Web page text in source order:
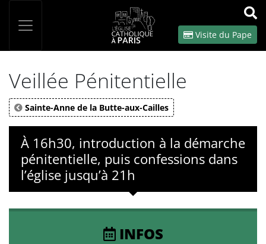
OK
Visite du Pape
Veillée Pénitentielle
Sainte-Anne de la Butte-aux-Cailles
À 16h30, introduction à la démarche
pénitentielle, puis confessions dans
l’église jusqu’à 21h
INFOS
Panneau de gestion des cookies